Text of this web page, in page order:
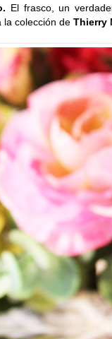
El frasco, un
la colección de Thierry